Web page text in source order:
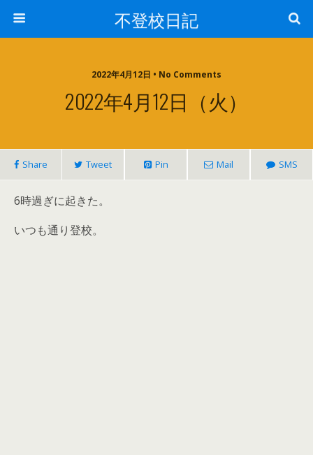
不登校日記
2022年4月12日 • No Comments
2022年4月12日（火）
Share Tweet Pin Mail SMS
6時過ぎに起きた。
いつも通り登校。